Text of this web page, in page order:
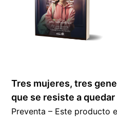
Tres mujeres, tres
que se resiste a quedar
Preventa – Este producto